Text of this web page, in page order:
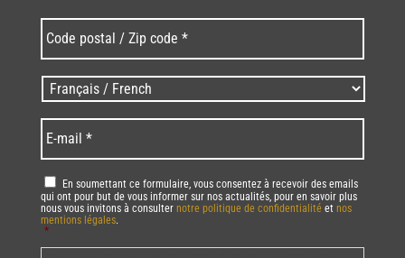
postal
/
Zip
code
* *
Langues
/
Language *
mail *
RGPD *
En soumettant ce formulaire, vous consentez à recevoir des emails
qui ont pour but de vous informer sur nos actualités, pour en savoir plus
nous vous invitons à consulter notre politique de confidentialité et nos
mentions légales.
*